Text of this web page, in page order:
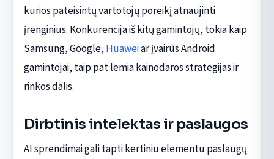
kurios pateisintų vartotojų poreikį atnaujinti
įrenginius. Konkurencija iš kitų gamintojų, tokia kaip
Samsung, Google,Huaweiar įvairūs Android
gamintojai, taip pat lemia kainodaros strategijas ir
rinkos dalis.
Dirbtinis intelektas ir paslaugos
AI sprendimai gali tapti kertiniu elementu paslaugų